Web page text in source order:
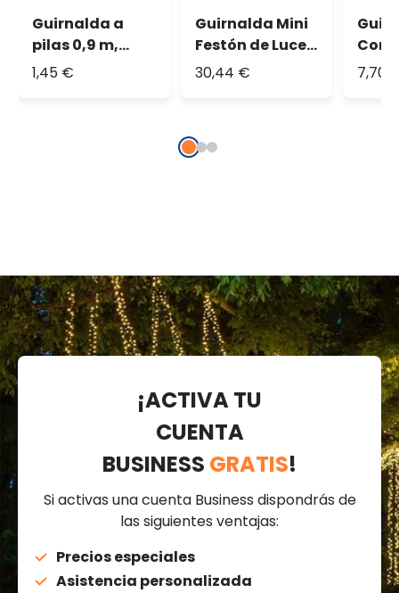
Guirnalda a
pilas 0,9 m,
micro led
1,45 €
Guirnalda Mini
Festón de Luces
Plus 20 m, 1000
30,44 €
50
7,70
¡ACTIVA TU
CUENTA
BUSINESS GRATIS!
Si activas una cuenta Business dispondrás de
las siguientes ventajas:
Precios especiales
Asistencia personalizada